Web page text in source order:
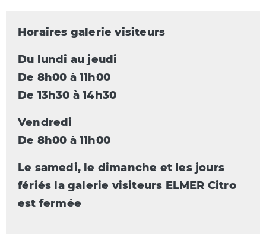
Horaires galerie visiteurs
Du lundi au jeudi
De 8h00 à 11h00
De 13h30 à 14h30
Vendredi
De 8h00 à 11h00
Le samedi, le dimanche et les jours
fériés la galerie visiteurs ELMER Citro
est fermée